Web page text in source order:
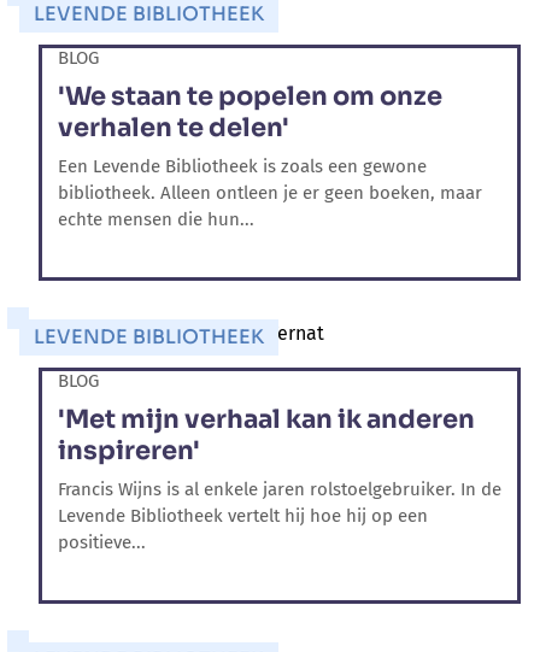
LEVENDE BIBLIOTHEEK
BLOG
'We staan te popelen om onze
verhalen te delen'
Een Levende Bibliotheek is zoals een gewone
bibliotheek. Alleen ontleen je er geen boeken, maar
echte mensen die hun...
LEVENDE BIBLIOTHEEK
BLOG
'Met mijn verhaal kan ik anderen
inspireren'
Francis Wijns is al enkele jaren rolstoelgebruiker. In de
Levende Bibliotheek vertelt hij hoe hij op een
positieve...